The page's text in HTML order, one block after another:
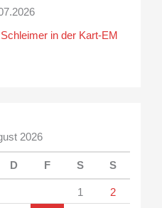
in der Kart-EM
2026
D F S S
1
2